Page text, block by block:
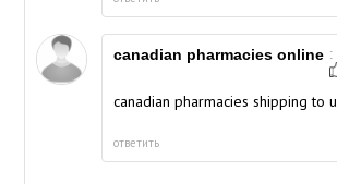
canadian pharmacies online :
canadian pharmacies shipping to
ответить